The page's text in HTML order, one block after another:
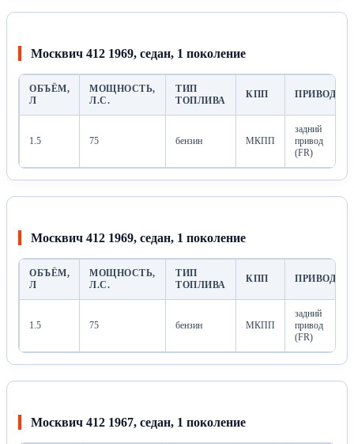
Москвич 412 1969, седан, 1 поколение
ОБЪЁМ,
Л
МОЩНОСТЬ,
Л.С.
ТИП
ТОПЛИВА
КПП ПРИВОД
1.5 75 бензин МКПП
задний
привод
(FR)
Москвич 412 1969, седан, 1 поколение
ОБЪЁМ,
Л
МОЩНОСТЬ,
Л.С.
ТИП
ТОПЛИВА
КПП ПРИВОД
1.5 75 бензин МКПП
задний
привод
(FR)
Москвич 412 1967, седан, 1 поколение